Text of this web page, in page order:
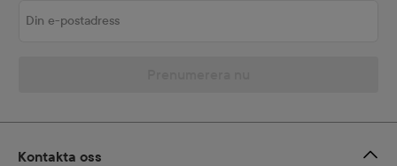
Kontakta oss